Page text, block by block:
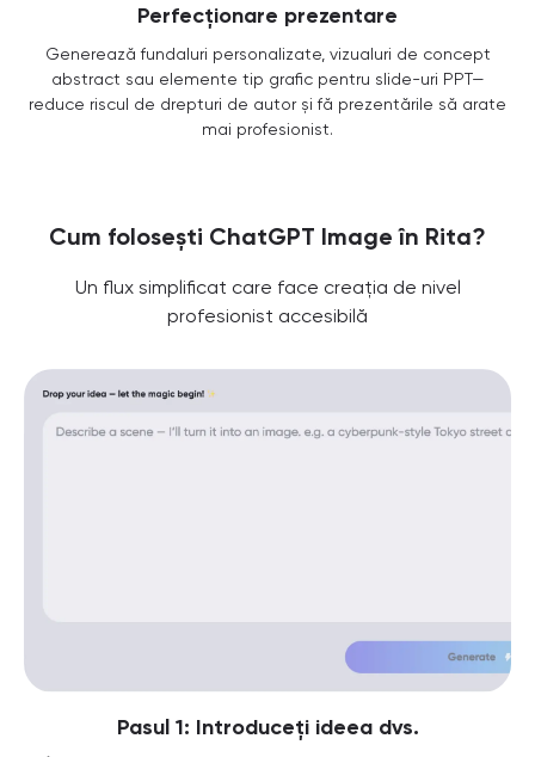
Perfecționare prezentare
Generează fundaluri personalizate, vizualuri de concept
abstract sau elemente tip grafic pentru slide-uri PPT—
reduce riscul de drepturi de autor și fă prezentările să arate
mai profesionist.
Cum folosești ChatGPT Image în Rita?
Un flux simplificat care face creația de nivel
profesionist accesibilă
Pasul 1: Introduceți ideea dvs.